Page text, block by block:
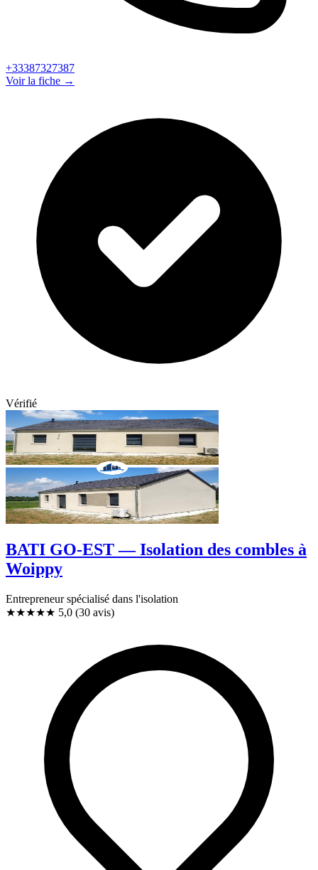
+33387327387
Voir la fiche →
Vérifié
BATI GO-EST — Isolation des combles à
Woippy
Entrepreneur spécialisé dans l'isolation
★★★★★ 5,0 (30 avis)